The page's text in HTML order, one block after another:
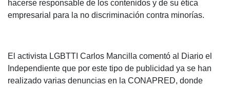
hacerse responsable de los contenidos y de su ética
empresarial para la no discriminación contra minorías.
El activista LGBTTI Carlos Mancilla comentó al Diario el
Independiente que por este tipo de publicidad ya se han
realizado varias denuncias en la CONAPRED, donde